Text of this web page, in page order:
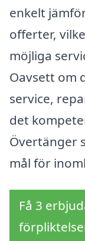
enkelt
offerter,
möjliga
Oavsett om
service,
det
Övertänger
mål för
Få 3